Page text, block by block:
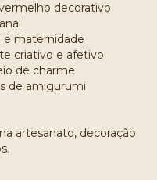
decorativo
e maternidade
criativo e afetivo
de charme
de amigurumi
artesanato, decoração